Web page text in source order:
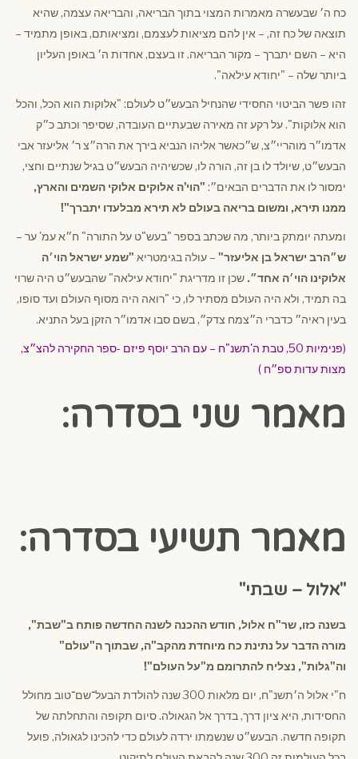
כח ה׳ שבעשרה מאמרות המצוי בתוך הבריאה, והבריאה עצמה, שהיא
תוצאה של כח זה, – אין להם מציאות לעצמם, ומציאותם, באופן מתמיד –
היא – השם יתברך – מקור הבריאה. זו בעצם, אחדות ה׳ באופן העליון
ביותר שלה – "יחודא עילאה".
זהו פשר הביטוי החסידי שהנחיל הבעש״ט לעולם: "אלוקות הוא הכל, והכל
הוא אלוקות". על רקע זה מאירה שבעתיים העובדה, שסיפר וכתב כ״ק
אדמו״ר מוהריי״צ, ש״כאשר אליהו הנביא בירך את הרה״צ ר׳ אליעזר אבי
הבעש״ט, שיולד לו בן זה, הורה לו, שכשיהיה הבעש״ט בגיל שנתיים וחצי,
ימסור לו את הדברים הבאים״: "הוי'ה אלוקים אלוקי השמים והארץ,
ממנו תירא, ומשום בריאה בעולם לא תירא מבלעדו יתברך"!
ומעתה יומתק ביותר, מה שכתב בספר "בעש"ט על התורה" ח״א עמ' ער –
ש״הרב ישראל בן אליעזר" – עולה בגימטריא "שמע ישראל הוי׳ה
אלוקינו הוי׳ה אחד״. שכן זו מדריגת "יחודא עילאה" שהבעש״ט היה שרוי
בה תמיד, ולא היה העולם מסתיר לו, כי "רואה היה מסוף העולם ועד סופו,
בעין ראיה״ כדברי ה״צמח צדק״, בשם סבו אדמו״ר הזקן בעל התניא.
(פנימיות 50, טבת ה'תשנ"ח – עם הרב יוסף פיזם -ספר החקירה להצ״צ,
מצות עדות ספ״ח )
מאמר שני בסדרה:
מאמר תשיעי בסדרה:
"אלול – שבתי"
בשנה כזו, שר"ח אלול, חודש ההכנה לשנה החדשה פותח ב"שבת",
מורה הדבר על נתינת כח מיוחדת מהקב"ה, שבתוך ה"עולם"
וה"גלות", נצליח להתרומם מ"על העולם"!
ח"י אלול ה׳תשנ"ח, יום מלאות 300 שנה להולדת הבעל־שם־טוב מחולל
החסידות, היא ציון דרך, בדרך אל הגאולה. סיום תקופה והתחלתה של
תקופה חדשה. הבעש״ט שנשמתו ירדה לעולם כדי להכינו לגאולה, פועל